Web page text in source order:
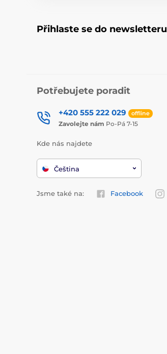
Přihlaste se do newsletteru
Potřebujete poradit
+420 555 222 029 offline
Zavolejte nám Po-Pá 7-15
Kde nás najdete
Čeština
Jsme také na: Facebook